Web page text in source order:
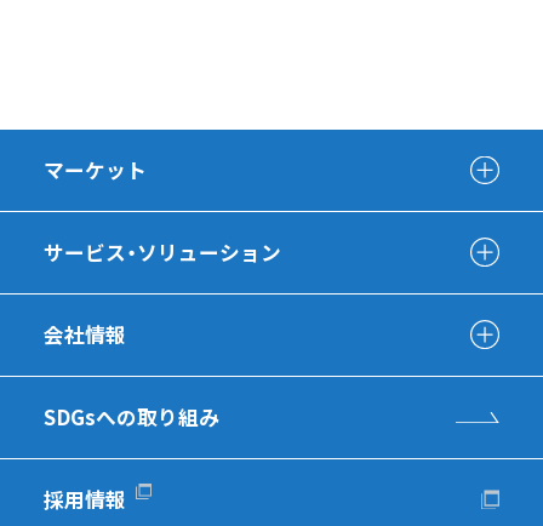
マーケット
サービス・ソリューション
会社情報
SDGsへの取り組み
採用情報